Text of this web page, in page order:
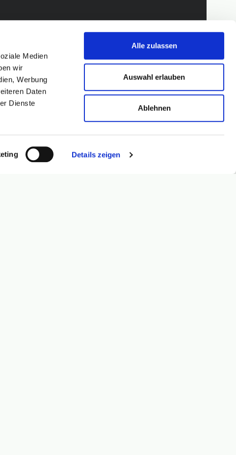
Medien
wir
Werbung
Daten
Dienste
Details zeigen
Alle zulassen
Auswahl erlauben
Ablehnen